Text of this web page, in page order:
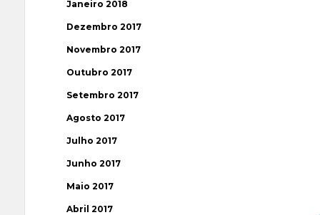
Janeiro 2018
Dezembro 2017
Novembro 2017
Outubro 2017
Setembro 2017
Agosto 2017
Julho 2017
Junho 2017
Maio 2017
Abril 2017